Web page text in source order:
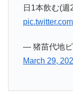
日1本飲む(週
— 猪苗代地ビ
March 29,